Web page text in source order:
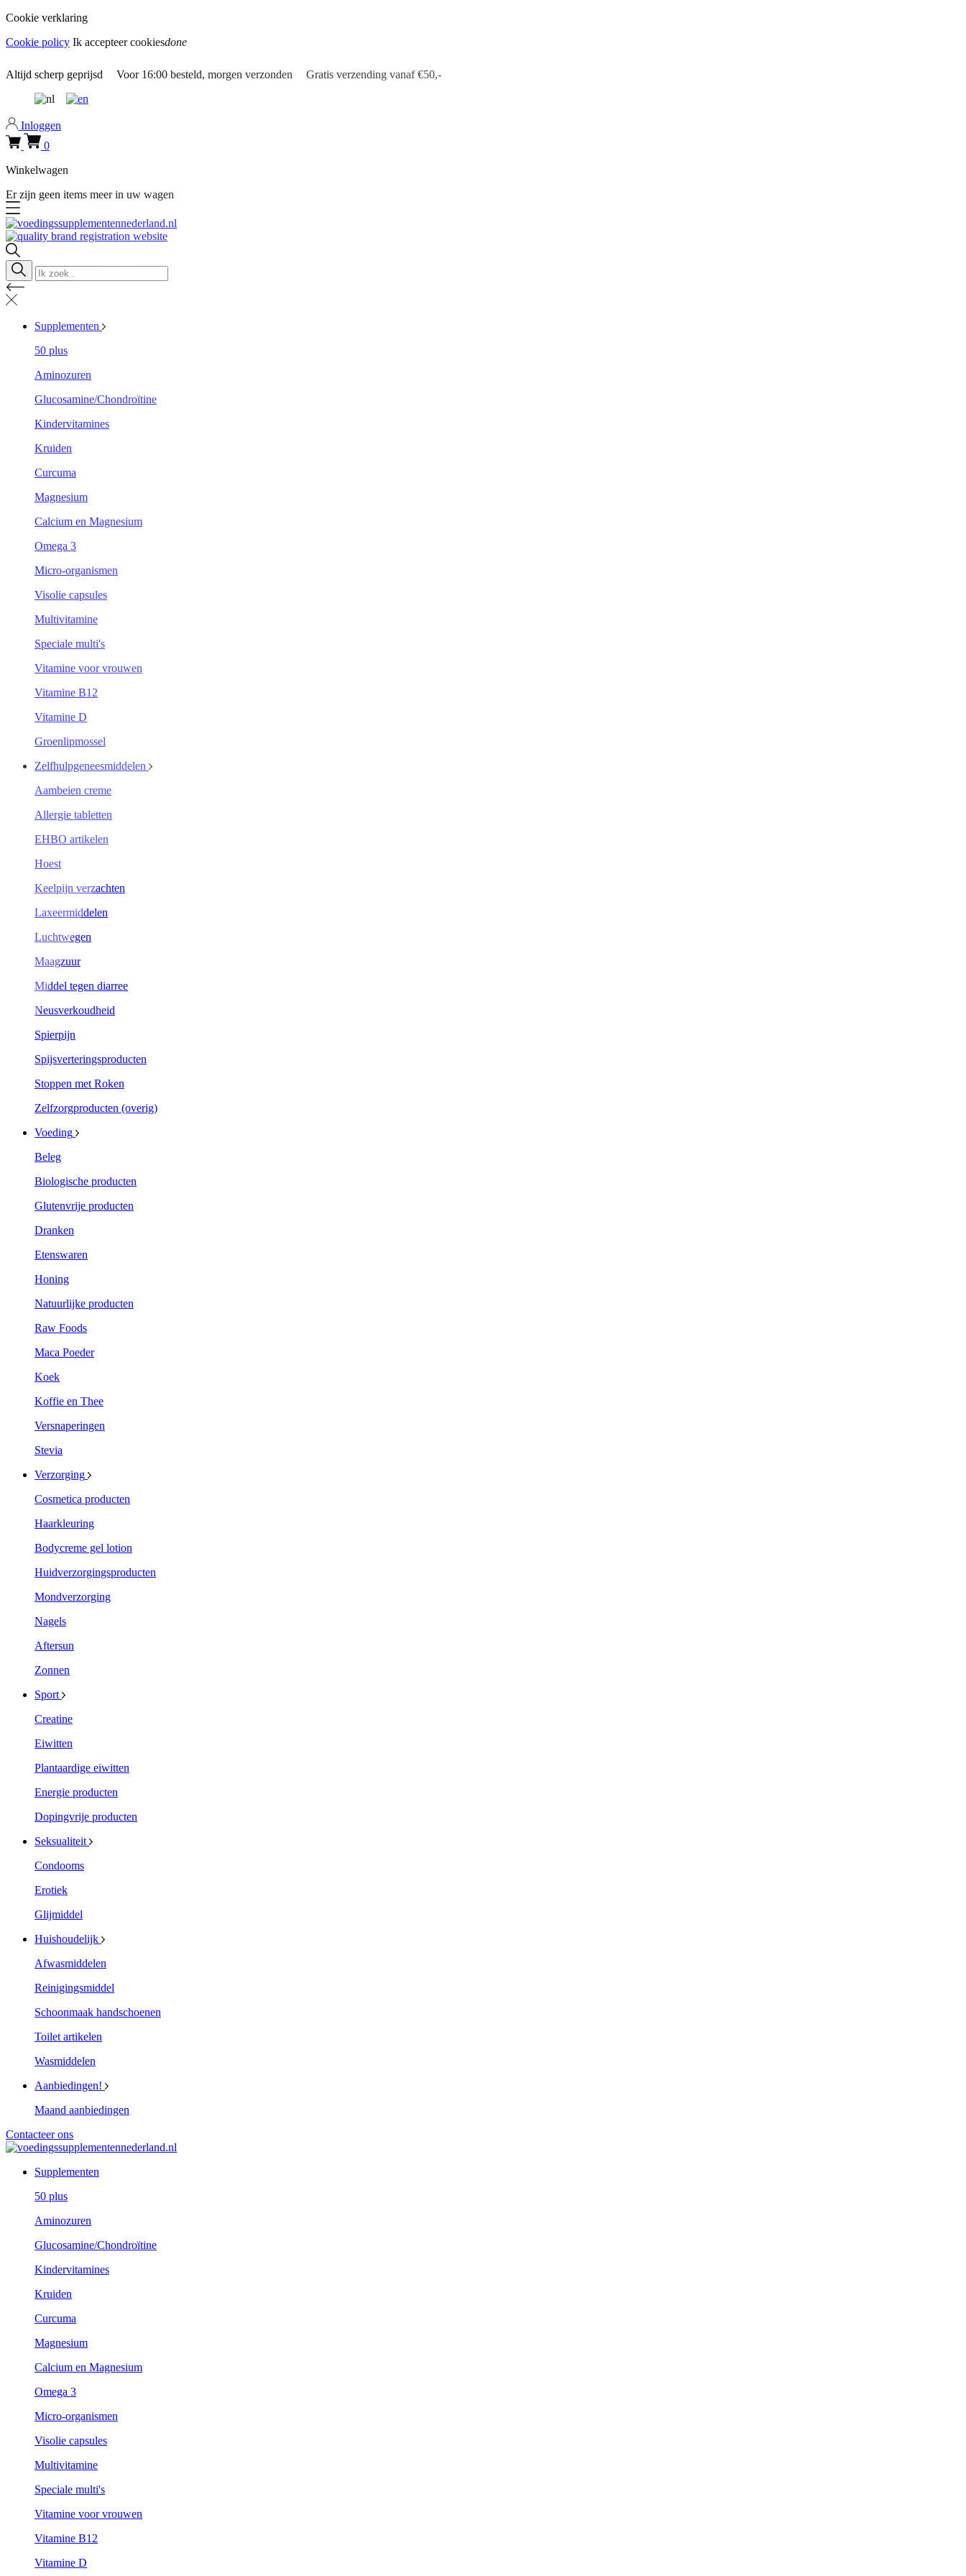
Cookie verklaring
Cookie policy Ik accepteer cookiesdone
Altijd scherp geprijsd Voor 16:00 besteld, morgen verzonden Gratis verzending vanaf €50,-
Inloggen
0
Winkelwagen
Er zijn geen items meer in uw wagen
Supplementen
50 plus
Aminozuren
Glucosamine/Chondroïtine
Kindervitamines
Kruiden
Curcuma
Magnesium
Calcium en Magnesium
Omega 3
Micro-organismen
Visolie capsules
Multivitamine
Speciale multi's
Vitamine voor vrouwen
Vitamine B12
Vitamine D
Groenlipmossel
Zelfhulpgeneesmiddelen
Aambeien creme
Allergie tabletten
EHBO artikelen
Hoest
Keelpijn verzachten
Laxeermiddelen
Luchtwegen
Maagzuur
Middel tegen diarree
Neusverkoudheid
Spierpijn
Spijsverteringsproducten
Stoppen met Roken
Zelfzorgproducten (overig)
Voeding
Beleg
Biologische producten
Glutenvrije producten
Dranken
Etenswaren
Honing
Natuurlijke producten
Raw Foods
Maca Poeder
Koek
Koffie en Thee
Versnaperingen
Stevia
Verzorging
Cosmetica producten
Haarkleuring
Bodycreme gel lotion
Huidverzorgingsproducten
Mondverzorging
Nagels
Aftersun
Zonnen
Sport
Creatine
Eiwitten
Plantaardige eiwitten
Energie producten
Dopingvrije producten
Seksualiteit
Condooms
Erotiek
Glijmiddel
Huishoudelijk
Afwasmiddelen
Reinigingsmiddel
Schoonmaak handschoenen
Toilet artikelen
Wasmiddelen
Aanbiedingen!
Maand aanbiedingen
Contacteer ons
Supplementen
50 plus
Aminozuren
Glucosamine/Chondroïtine
Kindervitamines
Kruiden
Curcuma
Magnesium
Calcium en Magnesium
Omega 3
Micro-organismen
Visolie capsules
Multivitamine
Speciale multi's
Vitamine voor vrouwen
Vitamine B12
Vitamine D